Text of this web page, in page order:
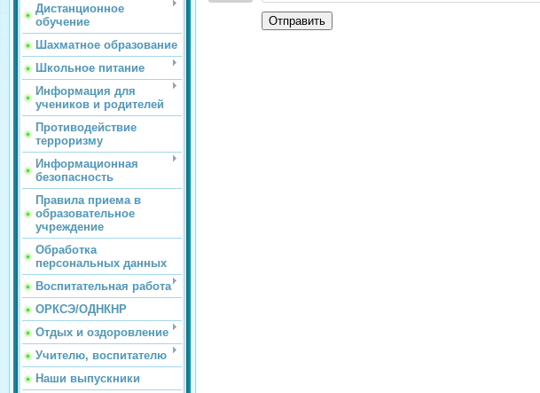
Дистанционное
обучение
Шахматное образование
Школьное питание
Информация для
учеников и родителей
Противодействие
терроризму
Информационная
безопасность
Правила приема в
образовательное
учреждение
Обработка
персональных данных
Воспитательная работа
ОРКСЭ/ОДНКНР
Отдых и оздоровление
Учителю, воспитателю
Наши выпускники
Отправить